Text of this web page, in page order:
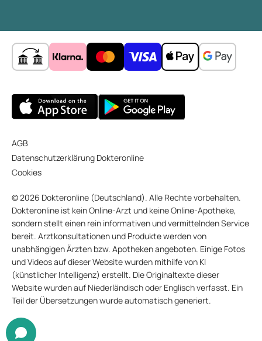
AGB
Datenschutzerklärung Dokteronline
Cookies
© 2026 Dokteronline (Deutschland). Alle Rechte vorbehalten.
Dokteronline ist kein Online-Arzt und keine Online-Apotheke,
sondern stellt einen rein informativen und vermittelnden Service
bereit. Arztkonsultationen und Produkte werden von
unabhängigen Ärzten bzw. Apotheken angeboten. Einige Fotos
und Videos auf dieser Website wurden mithilfe von KI
(künstlicher Intelligenz) erstellt. Die Originaltexte dieser
Website wurden auf Niederländisch oder Englisch verfasst. Ein
Teil der Übersetzungen wurde automatisch generiert.